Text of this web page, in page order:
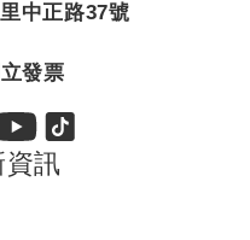
中正路37號
發票
訊